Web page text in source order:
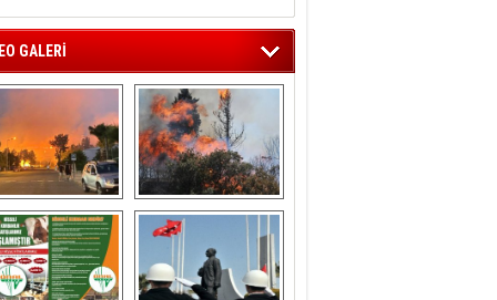
GALERİ
‘da  otluk
alanda çıkan
yangın evlere
sıçramadan
söndürüldü
Aliağa'nın Ciğerleri